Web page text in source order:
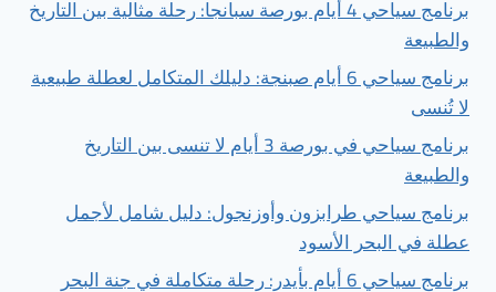
برنامج سياحي 4 أيام بورصة سبانجا: رحلة مثالية بين التاريخ
والطبيعة
برنامج سياحي 6 أيام صبنجة: دليلك المتكامل لعطلة طبيعية
لا تُنسى
برنامج سياحي في بورصة 3 أيام لا تنسى بين التاريخ
والطبيعة
برنامج سياحي طرابزون وأوزنجول: دليل شامل لأجمل
عطلة في البحر الأسود
برنامج سياحي 6 أيام بأيدر: رحلة متكاملة في جنة البحر